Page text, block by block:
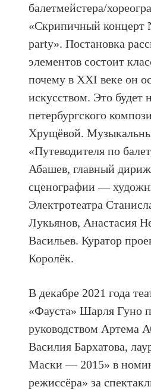
балетмейстера/
«Скрипичный концерт
party». Постановка
элементов состоит
почему в XXI веке он
искусством. Это будет
петербургского
Хрущёвой.
«Путеводителя по
Абашев, главный
сценографии —
Электротеатра
Лукьянов, Анастасия
Васильев. Куратор
Королёк.
В декабре 2021 года
«Фауста» Шарля Гуно
руководством Артема
Василия Бархатова,
Маски — 2015» в
режиссёра» за